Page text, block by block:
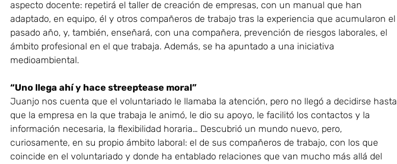
aspecto docente: repetirá el taller de creación de empresas, con un manual que han
adaptado, en equipo, él y otros compañeros de trabajo tras la experiencia que acumularon el
pasado año, y, también, enseñará, con una compañera, prevención de riesgos laborales, el
ámbito profesional en el que trabaja. Además, se ha apuntado a una iniciativa
medioambiental.
“Uno llega ahí y hace streeptease moral”
Juanjo nos cuenta que el voluntariado le llamaba la atención, pero no llegó a decidirse hasta
que la empresa en la que trabaja le animó, le dio su apoyo, le facilitó los contactos y la
información necesaria, la flexibilidad horaria… Descubrió un mundo nuevo, pero,
curiosamente, en su propio ámbito laboral: el de sus compañeros de trabajo, con los que
coincide en el voluntariado y donde ha entablado relaciones que van mucho más allá del